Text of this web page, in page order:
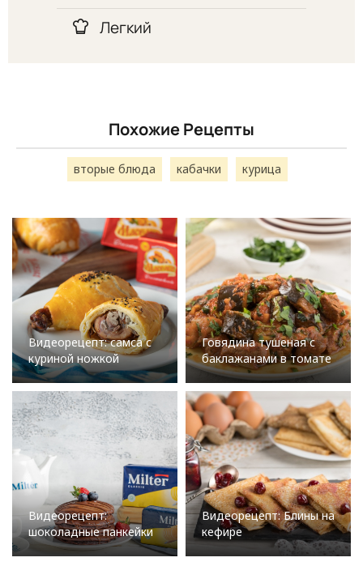
Легкий
Похожие Рецепты
вторые блюда кабачки курица
Видеорецепт: самса с
куриной ножкой
Говядина тушеная с
баклажанами в томате
Видеорецепт:
шоколадные панкейки
Видеорецепт: Блины на
кефире